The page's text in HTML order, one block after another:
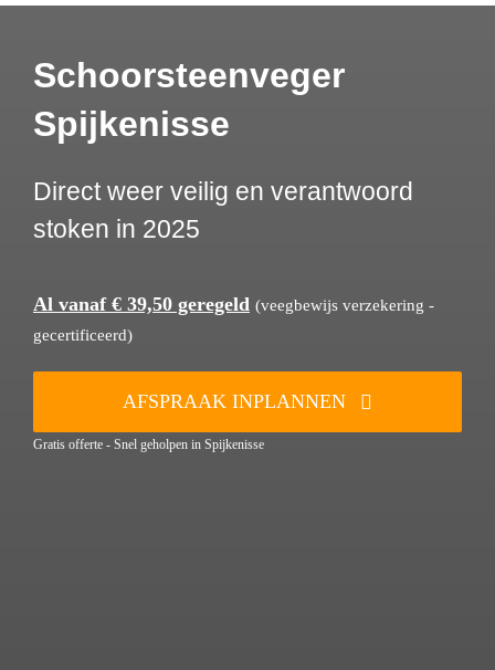
Schoorsteenveger
Spijkenisse
Direct weer veilig en verantwoord
stoken in 2025
Al vanaf € 39,50 geregeld (veegbewijs verzekering -
gecertificeerd)
AFSPRAAK INPLANNEN
Gratis offerte - Snel geholpen in Spijkenisse